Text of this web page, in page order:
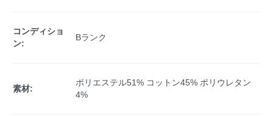
コンディショ
ン:
Bランク
素材:
ポリエステル51% コットン45% ポリウレタン
4%